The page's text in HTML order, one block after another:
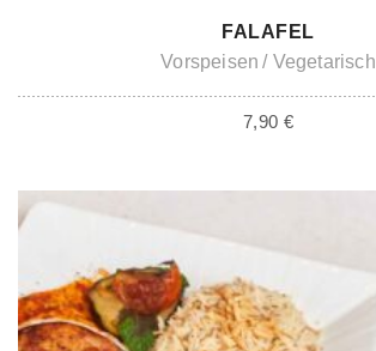
IN DEN WARENKORB
FALAFEL
Vorspeisen
Vegetarisch
7,90 €